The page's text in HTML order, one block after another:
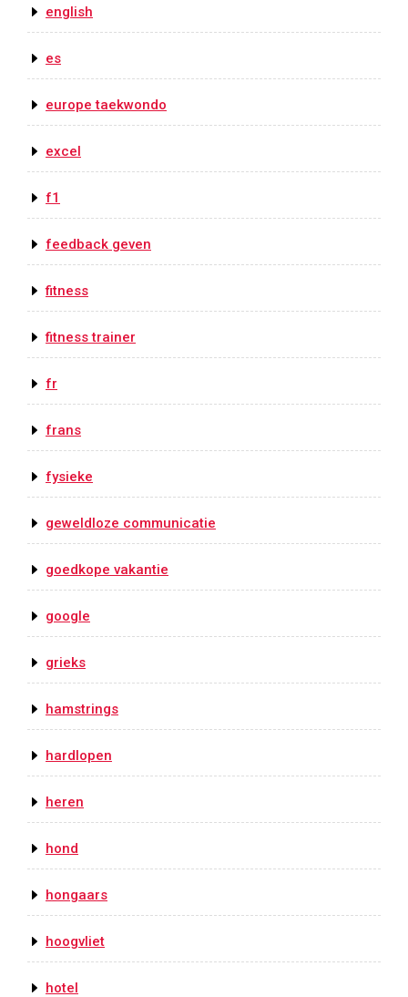
english
es
europe taekwondo
excel
f1
feedback geven
fitness
fitness trainer
fr
frans
fysieke
geweldloze communicatie
goedkope vakantie
google
grieks
hamstrings
hardlopen
heren
hond
hongaars
hoogvliet
hotel